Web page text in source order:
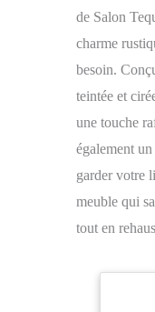
de Salon
charme
besoin.
teintée et
une touche
également
garder votre
meuble qui
tout en